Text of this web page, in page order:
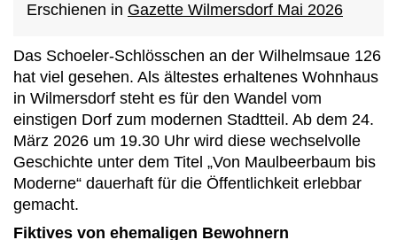
Erschienen in Gazette Wilmersdorf Mai 2026
Das Schoeler-Schlösschen an der Wilhelmsaue 126
hat viel gesehen. Als ältestes erhaltenes Wohnhaus
in Wilmersdorf steht es für den Wandel vom
einstigen Dorf zum modernen Stadtteil. Ab dem 24.
März 2026 um 19.30 Uhr wird diese wechselvolle
Geschichte unter dem Titel „Von Maulbeerbaum bis
Moderne“ dauerhaft für die Öffentlichkeit erlebbar
gemacht.
Fiktives von ehemaligen Bewohnern